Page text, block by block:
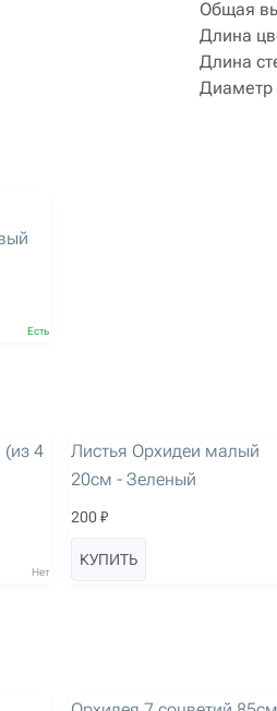
Общая
Длина
Длина
Диаметр
Есть
(из 4
Нет
Листья Орхидеи малый
20см - Зеленый
200 ₽
КУПИТЬ